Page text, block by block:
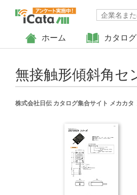
ホーム カタロ
無接触形傾斜角セ
株式会社日伝 カタログ集合サイト メカカタ